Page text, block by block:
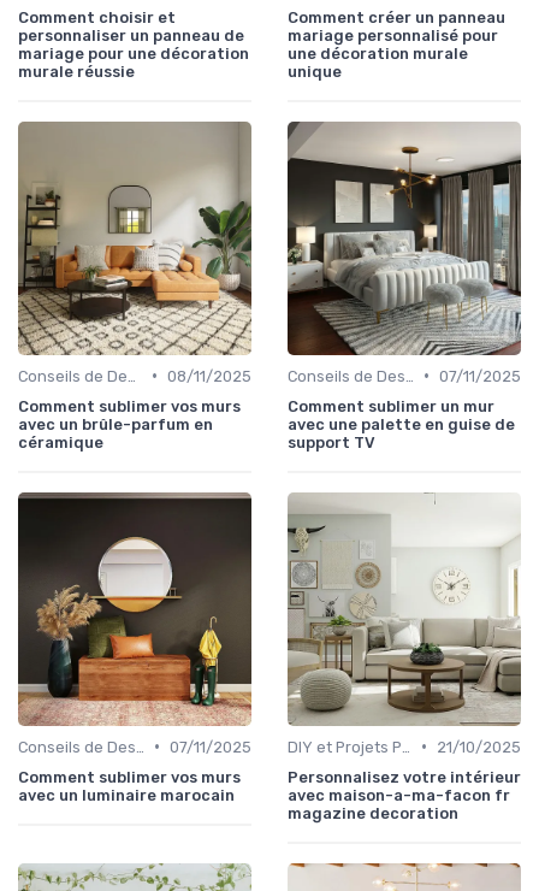
Comment choisir et
personnaliser un panneau de
mariage pour une décoration
murale réussie
Comment créer un panneau
mariage personnalisé pour
une décoration murale
unique
• 08/11/2025
Comment sublimer vos murs
avec un brûle-parfum en
céramique
• 07/11/2025
Comment sublimer un mur
avec une palette en guise de
support TV
• 07/11/2025
Comment sublimer vos murs
avec un luminaire marocain
•
21/10/2025
Personnalisez votre intérieur
avec maison-a-ma-facon fr
magazine decoration